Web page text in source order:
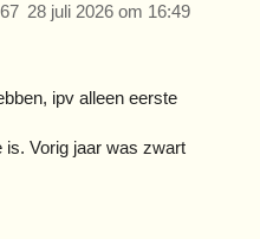
28 juli 2026 om 16:49
67
ipv alleen eerste
Vorig jaar was zwart